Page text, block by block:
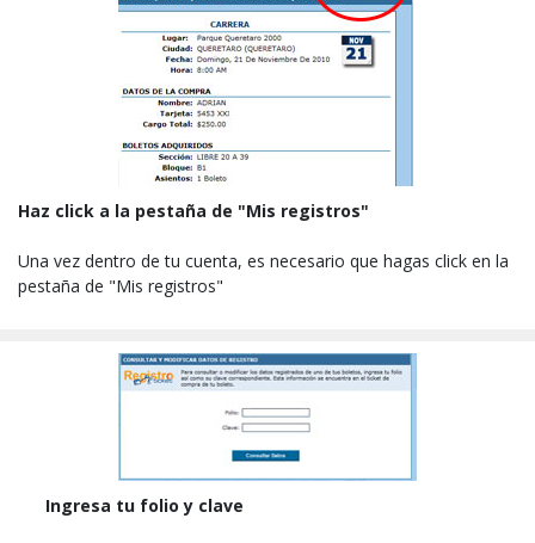
Haz click a la pestaña de "Mis registros"
Una vez dentro de tu cuenta, es necesario que hagas click en la
pestaña de "Mis registros"
Ingresa tu folio y clave